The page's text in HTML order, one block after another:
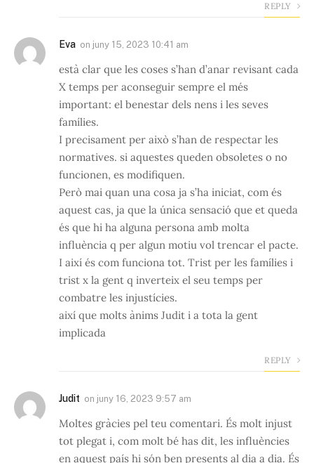
REPLY
Eva on juny 15, 2023 10:41 am
està clar que les coses s’han d’anar revisant cada
X temps per aconseguir sempre el més
important: el benestar dels nens i les seves
famílies.
I precisament per això s’han de respectar les
normatives. si aquestes queden obsoletes o no
funcionen, es modifiquen.
Però mai quan una cosa ja s’ha iniciat, com és
aquest cas, ja que la única sensació que et queda
és que hi ha alguna persona amb molta
influència q per algun motiu vol trencar el pacte.
I així és com funciona tot. Trist per les famílies i
trist x la gent q inverteix el seu temps per
combatre les injustícies.
així que molts ànims Judit i a tota la gent
implicada
REPLY
Judit on juny 16, 2023 9:57 am
Moltes gràcies pel teu comentari. És molt injust
tot plegat i, com molt bé has dit, les influències
en aquest país hi són ben presents al dia a dia. És